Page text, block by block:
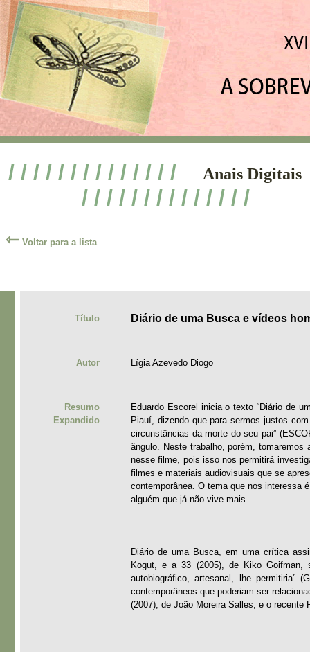
/ / / / / / / / / / / / / / Anais Digitais
/ / / / / / / / / / / / / /
⇽ Voltar para a lista
Título Diário de uma Busca e vídeos
Autor Lígia Azevedo Diogo
Resumo
Expandido
Eduardo Escorel inicia o texto “Diário de
Piauí, dizendo que para sermos justos
circunstâncias da morte do seu pai”
ângulo. Neste trabalho, porém,
nesse filme, pois isso nos permitirá
filmes e materiais audiovisuais que se
contemporânea. O tema que nos interessa
alguém que já não vive mais.
Diário de uma Busca, em uma crítica
Kogut, e a 33 (2005), de Kiko Goifman,
autobiográfico, artesanal, lhe permitiria”
contemporâneos que poderiam ser
(2007), de João Moreira Salles, e o recente